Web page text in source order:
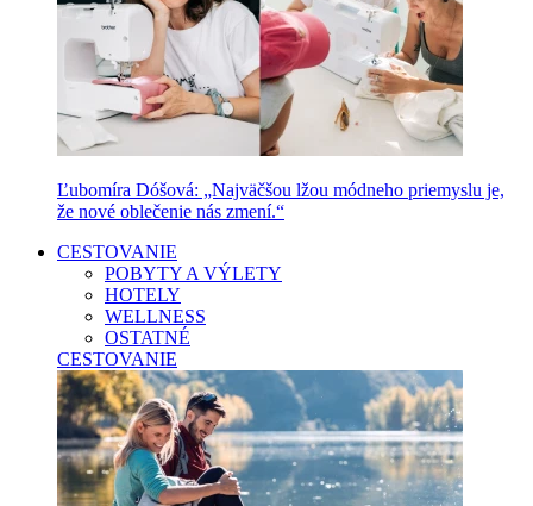
Ľubomíra Dóšová: „Najväčšou lžou módneho priemyslu je,
že nové oblečenie nás zmení.“
CESTOVANIE
POBYTY A VÝLETY
HOTELY
WELLNESS
OSTATNÉ
CESTOVANIE